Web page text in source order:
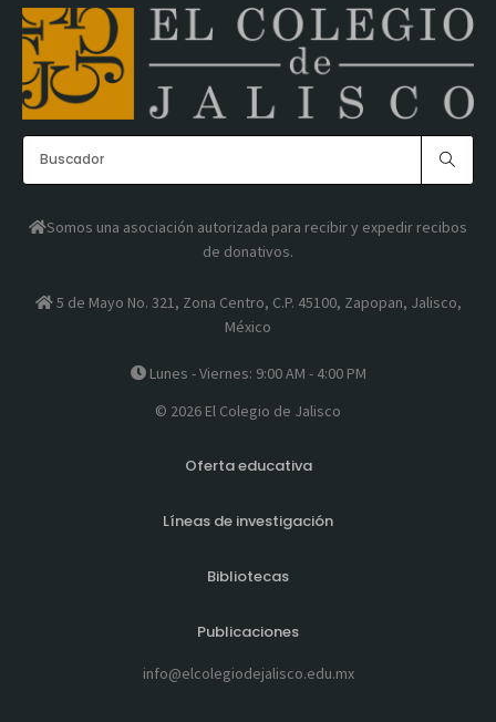
Somos una asociación autorizada para recibir y expedir recibos
de donativos.
5 de Mayo No. 321, Zona Centro, C.P. 45100, Zapopan, Jalisco,
México
Lunes - Viernes: 9:00 AM - 4:00 PM
© 2026 El Colegio de Jalisco
Oferta educativa
Líneas de investigación
Bibliotecas
Publicaciones
info@elcolegiodejalisco.edu.mx